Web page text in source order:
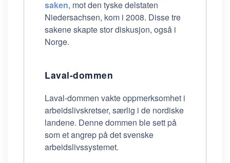
saken, mot den tyske delstaten
Niedersachsen, kom i 2008. Disse tre
sakene skapte stor diskusjon, også i
Norge.
Laval-dommen
Laval-dommen vakte oppmerksomhet i
arbeidslivskretser, særlig i de nordiske
landene. Denne dommen ble sett på
som et angrep på det svenske
arbeidslivssystemet.